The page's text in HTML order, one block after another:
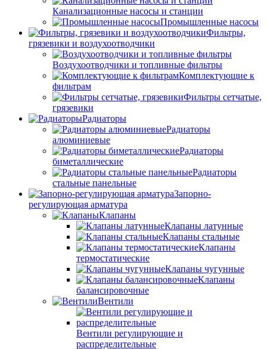
Канализационные насосы и станции
Промышленные насосы
Фильтры,
грязевики и воздухоотводчики
Воздухоотводчики и топливные фильтры
Комплектующие к
фильтрам
Фильтры сетчатые,
грязевики
Радиаторы
Радиаторы
алюминиевые
Радиаторы
биметаллические
Радиаторы
стальные панельные
Запорно-
регулирующая арматура
Клапаны
Клапаны латунные
Клапаны стальные
Клапаны
термостатические
Клапаны чугунные
Клапаны
балансировочные
Вентили
Вентили регулирующие и
распределительные